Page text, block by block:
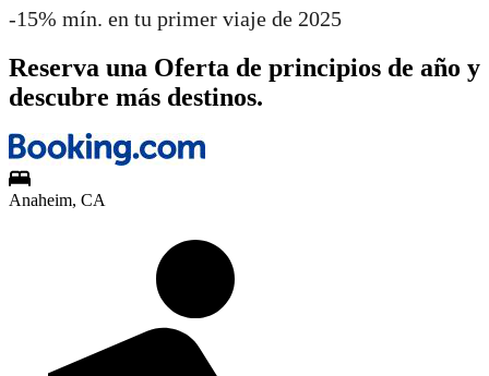
-15% mín. en tu primer viaje de 2025
Reserva una Oferta de principios de año y
descubre más destinos.
Anaheim, CA